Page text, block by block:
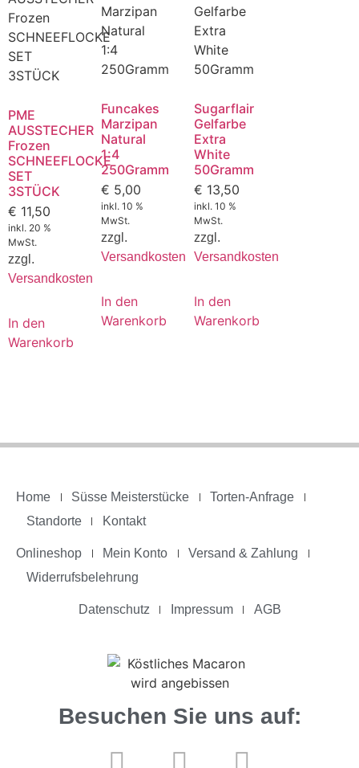
PME
AUSSTECHER
Frozen
SCHNEEFLOCKE
SET
3STÜCK
€ 11,50
inkl. 20 %
MwSt.
zzgl.
Versandkosten
In den
Warenkorb
Funcakes
Marzipan
Natural
1:4
250Gramm
€ 5,00
inkl. 10 %
MwSt.
zzgl.
Versandkosten
In den
Warenkorb
Sugarflair
Gelfarbe
Extra
White
50Gramm
€ 13,50
inkl. 10 %
MwSt.
zzgl.
Versandkosten
In den
Warenkorb
Home Süsse Meisterstücke
Torten-Anfrage
Standorte
Kontakt
Onlineshop Mein Konto
Versand & Zahlung
Widerrufsbelehrung
Datenschutz Impressum AGB
Besuchen Sie uns auf: